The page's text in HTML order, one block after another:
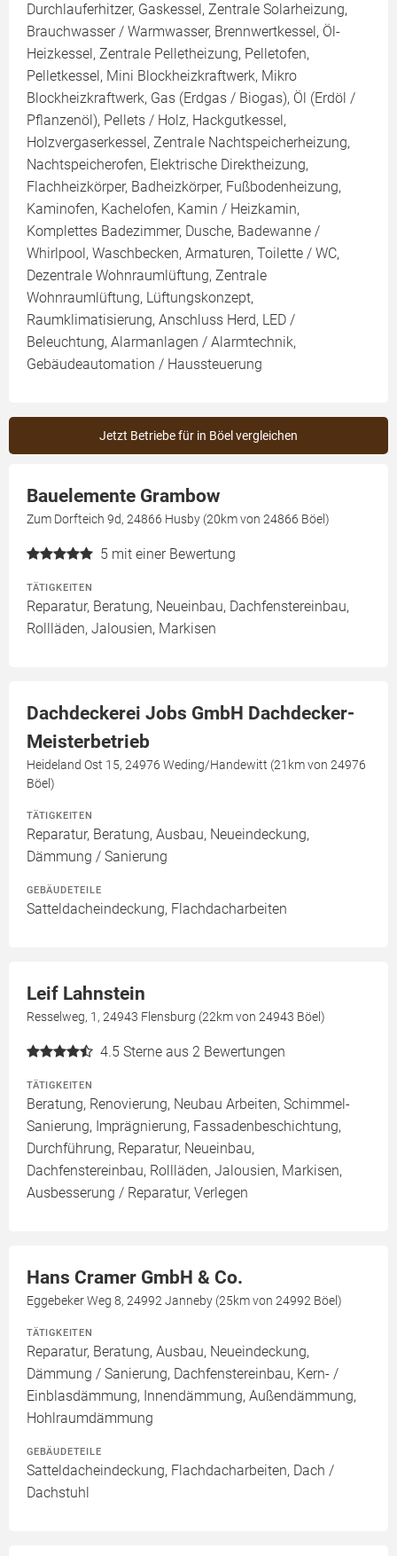
Durchlauferhitzer, Gaskessel, Zentrale Solarheizung,
Brauchwasser / Warmwasser, Brennwertkessel, Öl-
Heizkessel, Zentrale Pelletheizung, Pelletofen,
Pelletkessel, Mini Blockheizkraftwerk, Mikro
Blockheizkraftwerk, Gas (Erdgas / Biogas), Öl (Erdöl /
Pflanzenöl), Pellets / Holz, Hackgutkessel,
Holzvergaserkessel, Zentrale Nachtspeicherheizung,
Nachtspeicherofen, Elektrische Direktheizung,
Flachheizkörper, Badheizkörper, Fußbodenheizung,
Kaminofen, Kachelofen, Kamin / Heizkamin,
Komplettes Badezimmer, Dusche, Badewanne /
Whirlpool, Waschbecken, Armaturen, Toilette / WC,
Dezentrale Wohnraumlüftung, Zentrale
Wohnraumlüftung, Lüftungskonzept,
Raumklimatisierung, Anschluss Herd, LED /
Beleuchtung, Alarmanlagen / Alarmtechnik,
Gebäudeautomation / Haussteuerung
Jetzt Betriebe für in Böel vergleichen
Bauelemente Grambow
Zum Dorfteich 9d, 24866 Husby (20km von 24866 Böel)
5 mit einer Bewertung
TÄTIGKEITEN
Reparatur, Beratung, Neueinbau, Dachfenstereinbau,
Rollläden, Jalousien, Markisen
Dachdeckerei Jobs GmbH Dachdecker-
Meisterbetrieb
Heideland Ost 15, 24976 Weding/Handewitt (21km von 24976
Böel)
TÄTIGKEITEN
Reparatur, Beratung, Ausbau, Neueindeckung,
Dämmung / Sanierung
GEBÄUDETEILE
Satteldacheindeckung, Flachdacharbeiten
Leif Lahnstein
Resselweg, 1, 24943 Flensburg (22km von 24943 Böel)
4.5 Sterne aus 2 Bewertungen
TÄTIGKEITEN
Beratung, Renovierung, Neubau Arbeiten, Schimmel-
Sanierung, Imprägnierung, Fassadenbeschichtung,
Durchführung, Reparatur, Neueinbau,
Dachfenstereinbau, Rollläden, Jalousien, Markisen,
Ausbesserung / Reparatur, Verlegen
Hans Cramer GmbH & Co.
Eggebeker Weg 8, 24992 Janneby (25km von 24992 Böel)
TÄTIGKEITEN
Reparatur, Beratung, Ausbau, Neueindeckung,
Dämmung / Sanierung, Dachfenstereinbau, Kern- /
Einblasdämmung, Innendämmung, Außendämmung,
Hohlraumdämmung
GEBÄUDETEILE
Satteldacheindeckung, Flachdacharbeiten, Dach /
Dachstuhl